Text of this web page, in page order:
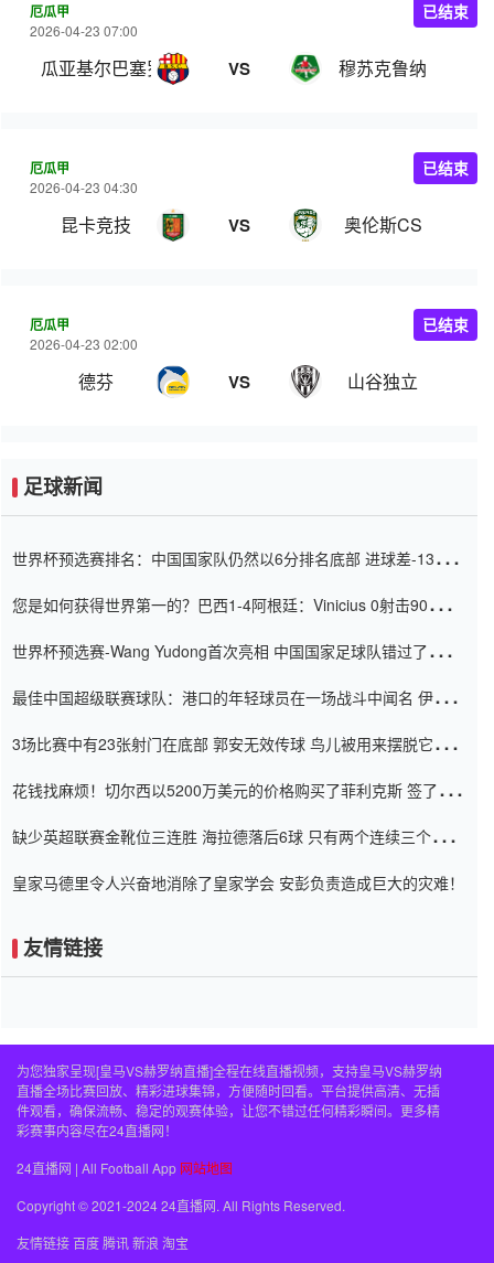
厄瓜甲
2026-04-23 07:00
瓜亚基尔巴塞罗那 VS 穆苏克鲁纳
已结束
厄瓜甲
2026-04-23 04:30
昆卡竞技 VS 奥伦斯CS
已结束
厄瓜甲
2026-04-23 02:00
德芬 VS 山谷独立
已结束
足球新闻
世界杯预选赛排名：中国国家队仍然以6分排名底部 进球差-13令人
您是如何获得世界第一的？巴西1-4阿根廷：Vinicius 0射击90分钟
世界杯预选赛-Wang Yudong首次亮相 中国国家足球队错过了世界
最佳中国超级联赛球队：港口的年轻球员在一场战斗中闻名 伊万放
3场比赛中有23张射门在底部 郭安无效传球 鸟儿被用来摆脱它
花钱找麻烦！切尔西以5200万美元的价格购买了菲利克斯 签了7年
缺少英超联赛金靴位三连胜 海拉德落后6球 只有两个连续三个连续
皇家马德里令人兴奋地消除了皇家学会 安彭负责造成巨大的灾难！
友情链接
为您独家呈现[皇马VS赫罗纳直播]全程在线直播视频，支持皇马VS赫罗纳
直播全场比赛回放、精彩进球集锦，方便随时回看。平台提供高清、无插
件观看，确保流畅、稳定的观赛体验，让您不错过任何精彩瞬间。更多精
彩赛事内容尽在24直播网！
24直播网 | All Football App 网站地图
Copyright © 2021-2024 24直播网. All Rights Reserved.
友情链接百度腾讯新浪 淘宝